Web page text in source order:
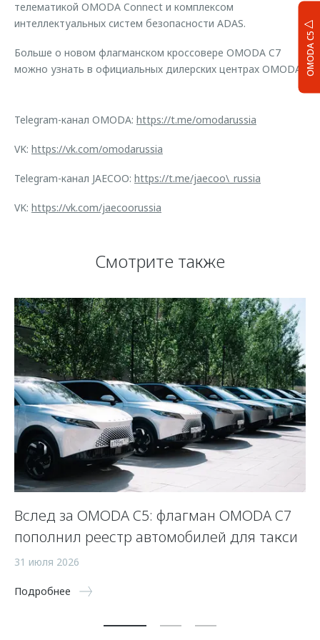
OMODA C5
телематикой OMODA Connect и комплексом
интеллектуальных систем безопасности ADAS.
Больше о новом флагманском кроссовере OMODA C7
можно узнать в официальных дилерских центрах OMODA.
Telegram-канал OMODA: https://t.me/omodarussia
VK: https://vk.com/omodarussia
Telegram-канал JAECOO: https://t.me/jaecoo\_russia
VK: https://vk.com/jaecoorussia
Смотрите также
Вслед за OMODA C5: флагман OMODA C7
пополнил реестр автомобилей для такси
31 июля 2026
Подробнее